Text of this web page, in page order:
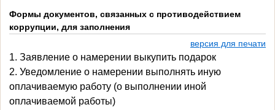
Формы документов, связанных с противодействием
коррупции, для заполнения
версия для печати
1. Заявление о намерении выкупить подарок
2. Уведомление о намерении выполнять иную
оплачиваемую работу (о выполнении иной
оплачиваемой работы)